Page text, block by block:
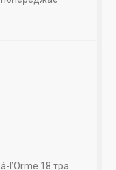
l’Orme 18 тра